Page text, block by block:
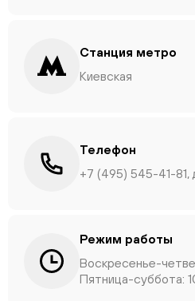
Станция метро
Киевская
Телефон
+7 (495) 545-41-81,
Режим работы
Воскресенье-
Пятница-суббота: